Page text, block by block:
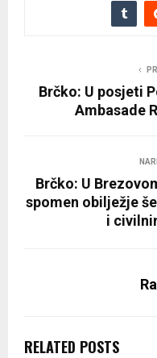
Brčko: U posjeti
Ambasade
Brčko: U
spomen obilježje
i
RELATED POSTS